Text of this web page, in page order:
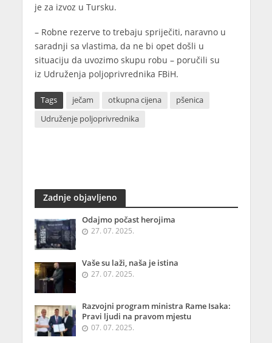
je za izvoz u Tursku.
– Robne rezerve to trebaju spriječiti, naravno u
saradnji sa vlastima, da ne bi opet došli u
situaciju da uvozimo skupu robu – poručili su
iz Udruženja poljoprivrednika FBiH.
Tags ječam otkupna cijena
pšenica
Udruženje poljoprivrednika
Zadnje objavljeno
Odajmo počast herojima
27. 07. 2025.
Vaše su laži, naša je istina
27. 07. 2025.
Razvojni program ministra Rame Isaka:
Pravi ljudi na pravom mjestu
07. 07. 2025.